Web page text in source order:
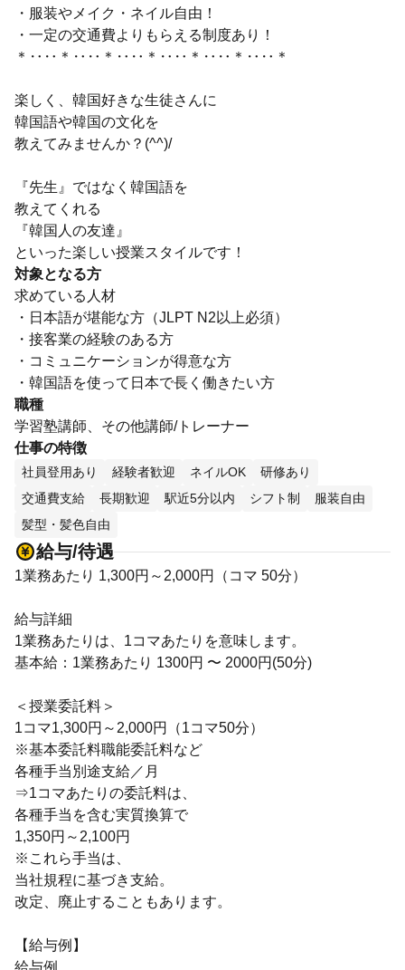
・服装やメイク・ネイル自由！
・一定の交通費よりもらえる制度あり！
＊‥‥＊‥‥＊‥‥＊‥‥＊‥‥＊‥‥＊
楽しく、韓国好きな生徒さんに
韓国語や韓国の文化を
教えてみませんか？(^^)/
『先生』ではなく韓国語を
教えてくれる
『韓国人の友達』
といった楽しい授業スタイルです！
対象となる方
求めている人材
・日本語が堪能な方（JLPT N2以上必須）
・接客業の経験のある方
・コミュニケーションが得意な方
・韓国語を使って日本で長く働きたい方
職種
学習塾講師、その他講師/トレーナー
仕事の特徴
社員登用あり 経験者歓迎 ネイルOK
研修あり
交通費支給
長期歓迎 駅近5分以内 シフト制
服装自由
髪型・髪色自由
給与/待遇
1業務あたり 1,300円～2,000円（コマ 50分）
給与詳細
1業務あたりは、1コマあたりを意味します。
基本給：1業務あたり 1300円 〜 2000円(50分)
＜授業委託料＞
1コマ1,300円～2,000円（1コマ50分）
※基本委託料職能委託料など
各種手当別途支給／月
⇒1コマあたりの委託料は、
各種手当を含む実質換算で
1,350円～2,100円
※これら手当は、
当社規程に基づき支給。
改定、廃止することもあります。
【給与例】
給与例